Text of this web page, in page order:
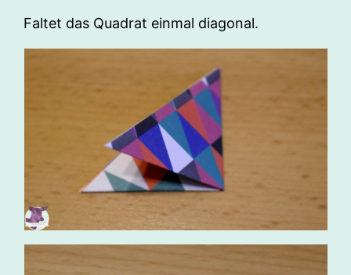
Faltet das Quadrat einmal diagonal.